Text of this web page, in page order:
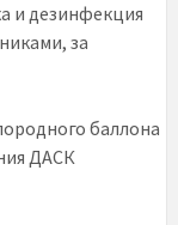
и дезинфекция
за
баллона
ДАСК